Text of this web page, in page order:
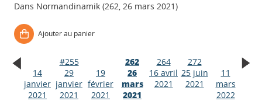
Dans Normandinamik (262, 26 mars 2021)
Ajouter au panier
14
janvier
2021
#255
29
janvier
2021
19
février
2021
262
26
mars
2021
264
16 avril
2021
272
25 juin
2021
11
mars
2022
Appels à projets